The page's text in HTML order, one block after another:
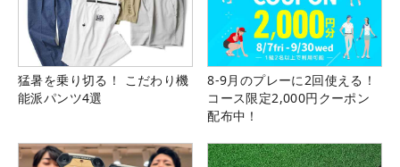
猛暑を乗り切る！ こだわり機
能派パンツ4選
8-9月のプレーに2回使える！
コース限定2,000円クーポン
配布中！